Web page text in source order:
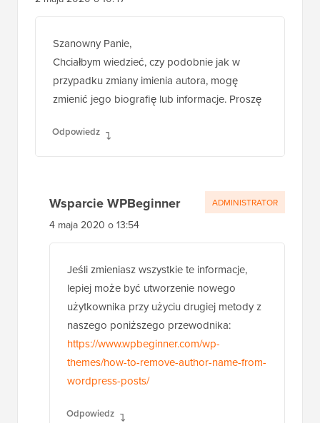
Szanowny Panie,
Chciałbym wiedzieć, czy podobnie jak w
przypadku zmiany imienia autora, mogę
zmienić jego biografię lub informacje. Proszę
Odpowiedz
Wsparcie WPBeginner
4 maja 2020 o 13:54
Jeśli zmieniasz wszystkie te informacje,
lepiej może być utworzenie nowego
użytkownika przy użyciu drugiej metody z
naszego poniższego przewodnika:
https://www.wpbeginner.com/wp-
themes/how-to-remove-author-name-from-
wordpress-posts/
Odpowiedz
ADMINISTRATOR